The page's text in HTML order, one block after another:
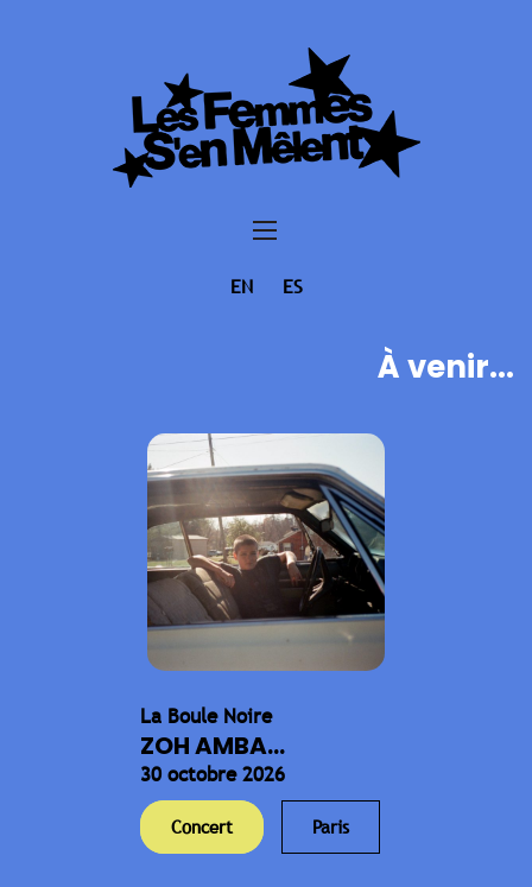
EN ES
À venir...
La Boule Noire
ZOH AMBA...
30 octobre 2026
Concert Paris